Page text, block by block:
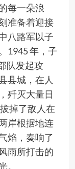
每一朵浪
准备着迎接
八路军以子
1945 年， 子
队发起攻
县城，在人
歼灭大量日
掉了敌人在
岸根据地连
焰，奏响了
雨所打击的
。